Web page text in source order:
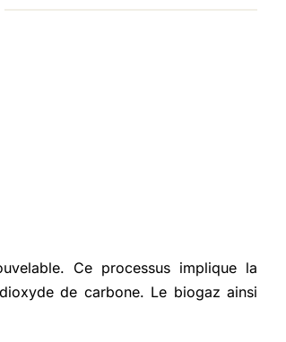
Ce processus implique la
de carbone. Le biogaz ainsi